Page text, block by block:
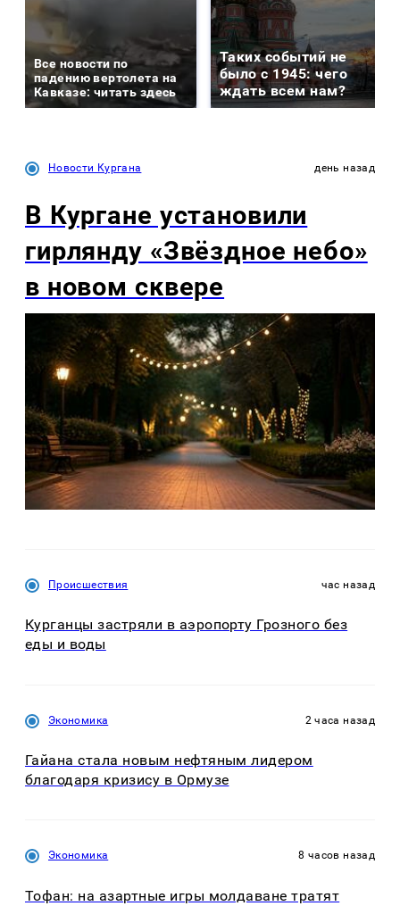
Все новости по
падению вертолета на
Кавказе: читать здесь
Таких событий не
было с 1945: чего
ждать всем нам?
Новости Кургана день назад
В Кургане установили
гирлянду «Звёздное небо»
в новом сквере
Происшествия час назад
Курганцы застряли в аэропорту Грозного без
еды и воды
Экономика 2 часа назад
Гайана стала новым нефтяным лидером
благодаря кризису в Ормузе
Экономика 8 часов назад
Тофан: на азартные игры молдаване тратят